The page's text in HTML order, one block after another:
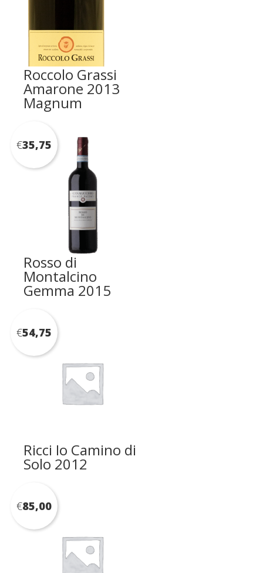
Roccolo Grassi
Amarone 2013
Magnum
Rosso di
Montalcino
Gemma 2015
€35,75
Ricci Io Camino di
Solo 2012
€54,75
€85,00